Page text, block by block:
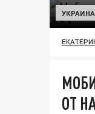
УКРАИНА
ОТ